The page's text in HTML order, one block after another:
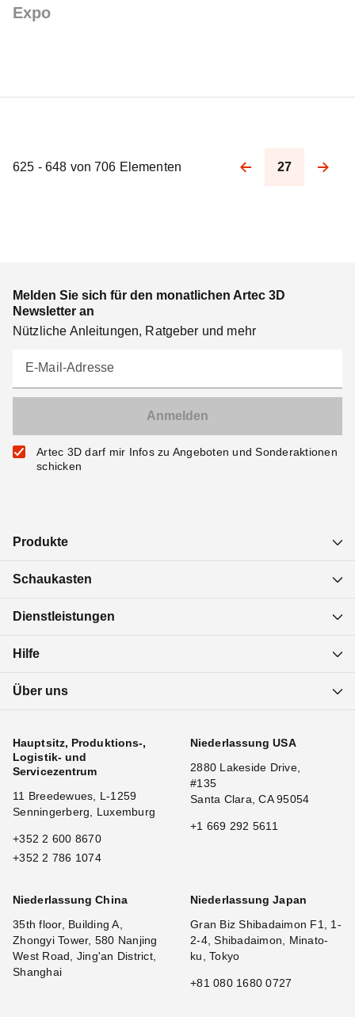
Expo
625 - 648 von 706 Elementen
Pagination
27
Melden Sie sich für den monatlichen Artec 3D
Newsletter an
Nützliche Anleitungen, Ratgeber und mehr
E-Mail-Adresse
Artec 3D darf mir Infos zu Angeboten und Sonderaktionen
schicken
Produkte
Schaukasten
Dienstleistungen
Hilfe
Über uns
Hauptsitz, Produktions-,
Logistik- und
Servicezentrum
11 Breedewues, L-1259
Senningerberg, Luxemburg
+352 2 600 8670
+352 2 786 1074
Niederlassung USA
2880 Lakeside Drive,
#135
Santa Clara, CA 95054
+1 669 292 5611
Niederlassung China
35th floor, Building A,
Zhongyi Tower, 580 Nanjing
West Road, Jing'an District,
Shanghai
Niederlassung Japan
Gran Biz Shibadaimon F1, 1-
2-4, Shibadaimon, Minato-
ku, Tokyo
+81 080 1680 0727